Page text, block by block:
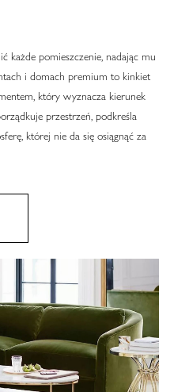
każde pomieszczenie, nadając mu
i domach premium to kinkiet
który wyznacza kierunek
przestrzeń, podkreśla
której nie da się osiągnąć za